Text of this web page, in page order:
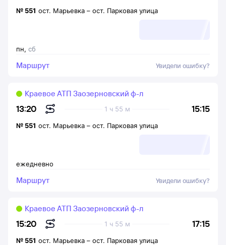
пн, сб
№ 551 ост. Марьевка – ост. Парковая улица
Маршрут Увидели ошибку?
13:20 15:15
1 ч 55 м
Краевое АТП Заозерновский ф-л
ежедневно
№ 551 ост. Марьевка – ост. Парковая улица
Маршрут Увидели ошибку?
15:20 17:15
1 ч 55 м
Краевое АТП Заозерновский ф-л
№ 551 ост. Марьевка – ост. Парковая улица